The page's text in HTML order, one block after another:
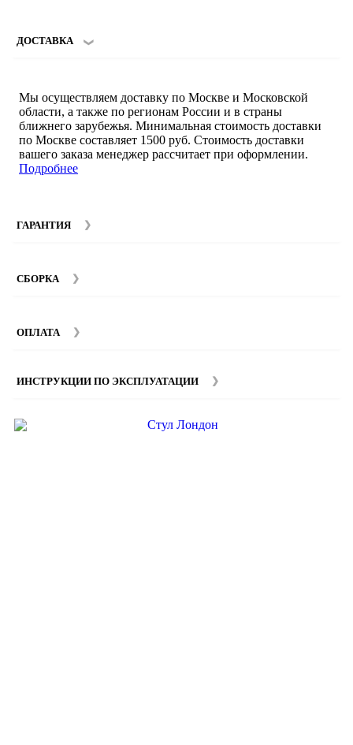
ДОСТАВКА
Мы осуществляем доставку по Москве и Московской
области, а также по регионам России и в страны
ближнего зарубежья. Минимальная стоимость доставки
по Москве составляет 1500 руб. Стоимость доставки
вашего заказа менеджер рассчитает при оформлении.
Подробнее
ГАРАНТИЯ
составляет 12 месяцев с момента покупки при
СБОРКА
Стоимость сборки зависит от количества и моделей
ОПЛАТА
ИНСТРУКЦИИ ПО ЭКСПЛУАТАЦИИ